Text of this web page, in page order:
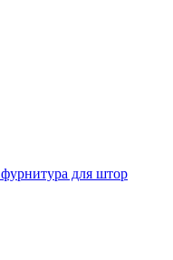
для штор